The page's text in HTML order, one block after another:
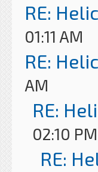
RE:
01:11 AM
RE:
AM
RE:
02:10 PM
RE: